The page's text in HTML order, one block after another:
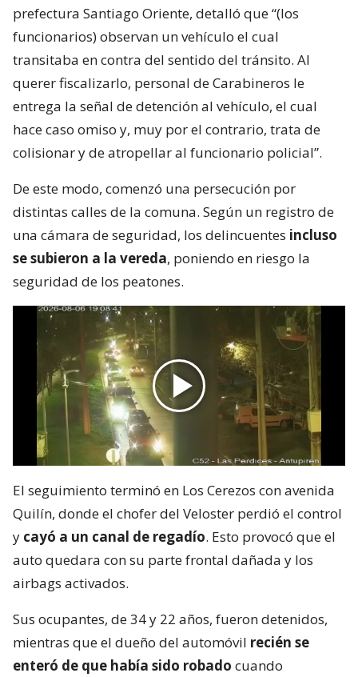
prefectura Santiago Oriente, detalló que “(los
funcionarios) observan un vehículo el cual
transitaba en contra del sentido del tránsito. Al
querer fiscalizarlo, personal de Carabineros le
entrega la señal de detención al vehículo, el cual
hace caso omiso y, muy por el contrario, trata de
colisionar y de atropellar al funcionario policial”.
De este modo, comenzó una persecución por
distintas calles de la comuna. Según un registro de
una cámara de seguridad, los delincuentes incluso
se subieron a la vereda, poniendo en riesgo la
seguridad de los peatones.
El seguimiento terminó en Los Cerezos con avenida
Quilín, donde el chofer del Veloster perdió el control
y cayó a un canal de regadío. Esto provocó que el
auto quedara con su parte frontal dañada y los
airbags activados.
Sus ocupantes, de 34 y 22 años, fueron detenidos,
mientras que el dueño del automóvil recién se
enteró de que había sido robado cuando